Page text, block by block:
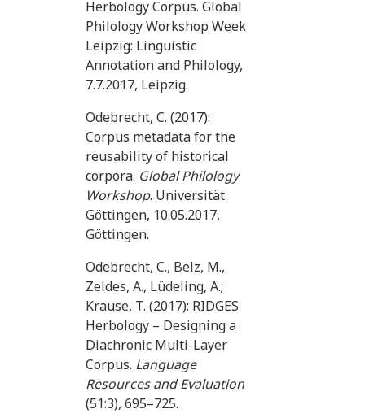
Herbology Corpus. Global
Philology Workshop Week
Leipzig: Linguistic
Annotation and Philology,
7.7.2017, Leipzig.
Odebrecht, C. (2017):
Corpus metadata for the
reusability of historical
corpora. Global Philology
Workshop. Universität
Göttingen, 10.05.2017,
Göttingen.
Odebrecht, C., Belz, M.,
Zeldes, A., Lüdeling, A.;
Krause, T. (2017): RIDGES
Herbology – Designing a
Diachronic Multi-Layer
Corpus. Language
Resources and Evaluation
(51:3), 695–725.